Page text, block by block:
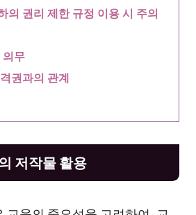
의 권리 제한 규정 이용 시 주의
의무
권과의 관계
저작물 활용